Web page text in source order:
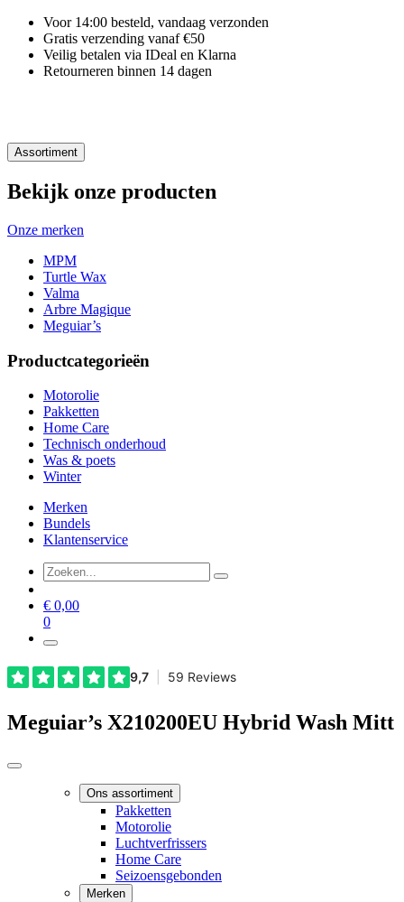
Voor 14:00 besteld, vandaag verzonden
Gratis verzending vanaf €50
Veilig betalen via IDeal en Klarna
Retourneren binnen 14 dagen
Assortiment
Bekijk onze producten
Onze merken
MPM
Turtle Wax
Valma
Arbre Magique
Meguiar’s
Productcategorieën
Motorolie
Pakketten
Home Care
Technisch onderhoud
Was & poets
Winter
Merken
Bundels
Klantenservice
€ 0,00
0
Meguiar’s X210200EU Hybrid Wash Mitt
Ons assortiment
Pakketten
Motorolie
Luchtverfrissers
Home Care
Seizoensgebonden
Merken